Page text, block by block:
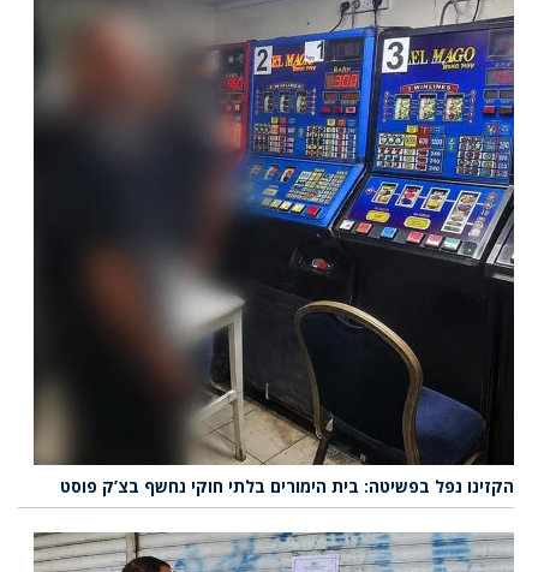
הקזינו נפל בפשיטה: בית הימורים בלתי חוקי נחשף בצ’ק פוסט